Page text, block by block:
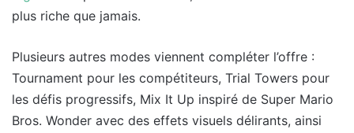
plus riche que jamais.
Plusieurs autres modes viennent compléter l’offre :
Tournament pour les compétiteurs, Trial Towers pour
les défis progressifs, Mix It Up inspiré de Super Mario
Bros. Wonder avec des effets visuels délirants, ainsi